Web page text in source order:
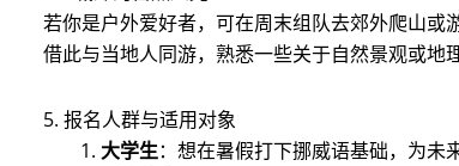
若你是户外爱好者，可在周末组队去郊外爬山
借此与当地人同游，熟悉一些关于自然景观或地
5. 报名人群与适用对象
大学生：想在暑假打下挪威语基础，为未